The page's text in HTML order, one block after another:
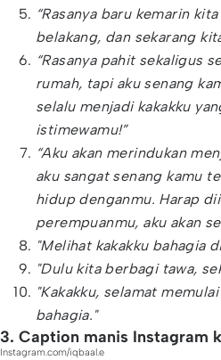
“Rasanya baru kemarin
belakang, dan sekarang
“Rasanya pahit sekaligus
rumah, tapi aku senang
selalu menjadi kakakku
istimewamu!”
“Aku akan merindukan
aku sangat senang kamu
hidup denganmu. Harap
perempuanmu, aku akan
"Melihat kakakku bahagia
"Dulu kita berbagi tawa,
"Kakakku, selamat
bahagia."
3. Caption manis Instagram
Instagram.com/iqbaal.e